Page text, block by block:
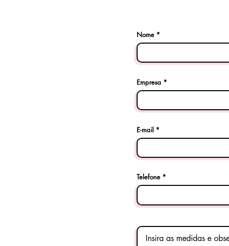
Nome
Empresa
E-mail
Telefone